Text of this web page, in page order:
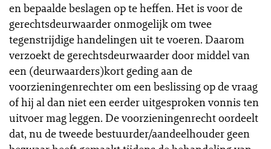
en bepaalde beslagen op te heffen. Het is voor de
gerechtsdeurwaarder onmogelijk om twee
tegenstrijdige handelingen uit te voeren. Daarom
verzoekt de gerechtsdeurwaarder door middel van
een (deurwaarders)kort geding aan de
voorzieningenrechter om een beslissing op de vraag
of hij al dan niet een eerder uitgesproken vonnis ten
uitvoer mag leggen. De voorzieningenrecht oordeelt
dat, nu de tweede bestuurder/aandeelhouder geen